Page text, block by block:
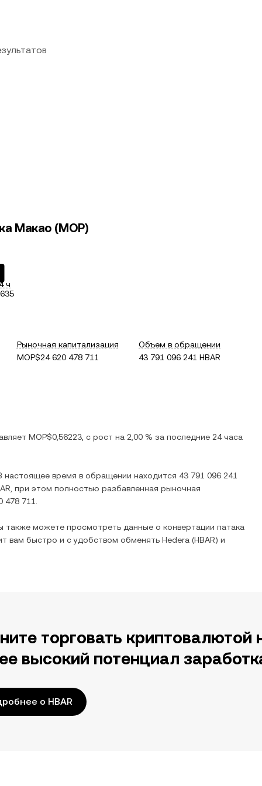
Макао (MOP)
ч
Рыночная капитализация
MOP$24 620 478 711
Объем в обращении
43 791 096 241 HBAR
MOP$0,56223 , c рост на 2,00 % за последние 24 часа
настоящее время в обращении находится 43 791 096 241
, при этом полностью разбавленная рыночная
478 711
также можете просмотреть данные о конвертации патака
вам быстро и с удобством обменять Hedera (HBAR) и
торговать криптовалютой
высокий потенциал
о HBAR